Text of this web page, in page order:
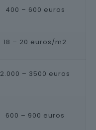
400 – 600 euros
18 – 20 euros/m2
2.000 – 3500 euros
600 – 900 euros